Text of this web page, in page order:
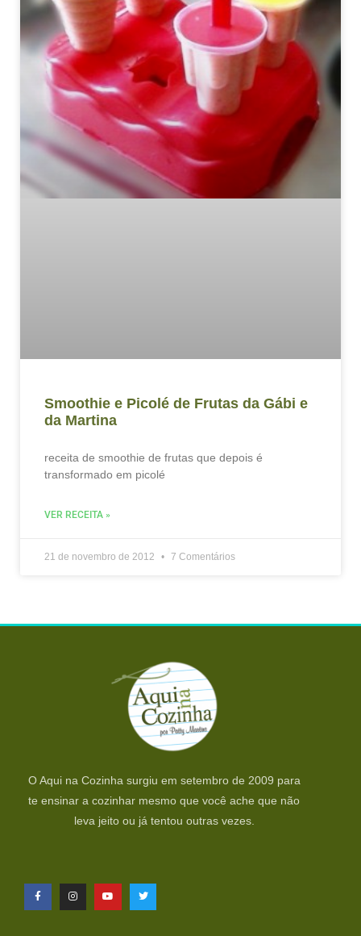
Smoothie e Picolé de Frutas da Gábi e
da Martina
receita de smoothie de frutas que depois é
transformado em picolé
VER RECEITA »
21 de novembro de 2012 7 Comentários
O Aqui na Cozinha surgiu em setembro de 2009 para
te ensinar a cozinhar mesmo que você ache que não
leva jeito ou já tentou outras vezes.